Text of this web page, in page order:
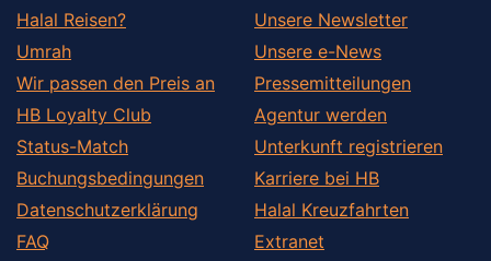
Halal Reisen?
Umrah
Wir passen den Preis an
HB Loyalty Club
Status-Match
Buchungsbedingungen
Datenschutzerklärung
FAQ
Unsere Newsletter
Unsere e-News
Pressemitteilungen
Agentur werden
Unterkunft registrieren
Karriere bei HB
Halal Kreuzfahrten
Extranet